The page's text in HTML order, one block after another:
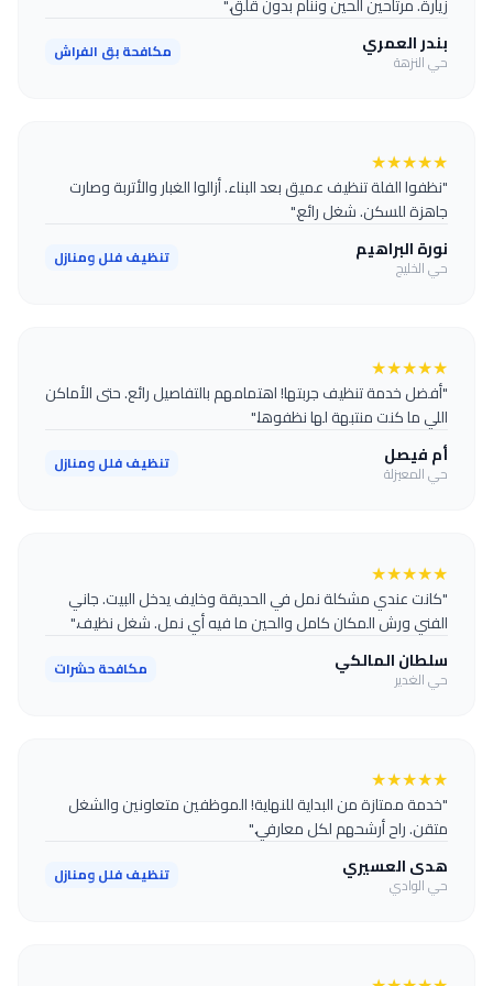
بندر العمري
حي النزهة مكافحة بق الفراش
★
★
★
★
★
"نظفوا الفلة تنظيف عميق بعد البناء. أزالوا الغبار والأتربة وصارت
جاهزة للسكن. شغل رائع."
نورة البراهيم
حي الخليج تنظيف فلل ومنازل
★
★
★
★
★
"أفضل خدمة تنظيف جربتها! اهتمامهم بالتفاصيل رائع. حتى الأماكن
اللي ما كنت منتبهة لها نظفوها."
أم فيصل
حي المعيزلة تنظيف فلل ومنازل
★
★
★
★
★
"كانت عندي مشكلة نمل في الحديقة وخايف يدخل البيت. جاني
الفني ورش المكان كامل والحين ما فيه أي نمل. شغل نظيف."
سلطان المالكي
حي الغدير مكافحة حشرات
★
★
★
★
★
"خدمة ممتازة من البداية للنهاية! الموظفين متعاونين والشغل
متقن. راح أرشحهم لكل معارفي."
هدى العسيري
حي الوادي تنظيف فلل ومنازل